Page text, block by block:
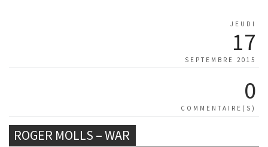
JEUDI
17
SEPTEMBRE 2015
0
COMMENTAIRE(S)
ROGER MOLLS – WAR